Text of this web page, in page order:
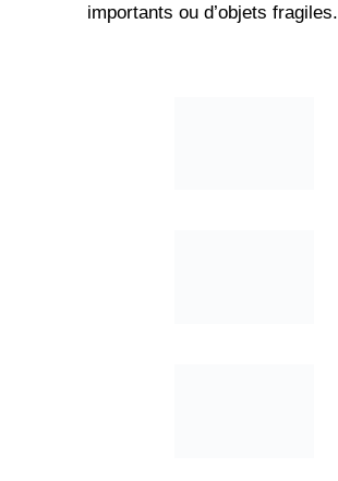
importants ou d’objets fragiles.